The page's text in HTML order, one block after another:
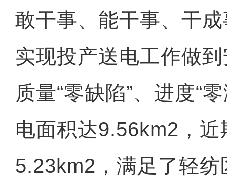
敢干事、能干事、干
实现投产送电工作做到
质量“零缺陷”、进度“
电面积达9.56km2，
5.23km2，满足了轻